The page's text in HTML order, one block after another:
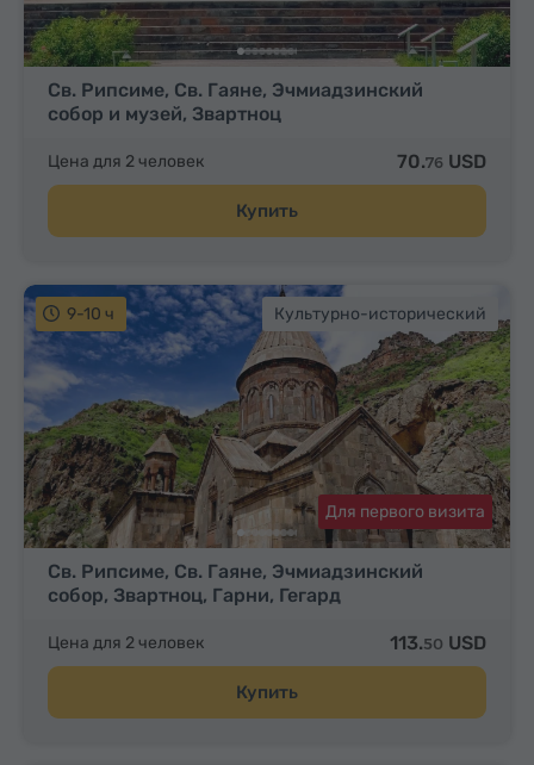
Св. Рипсиме, Св. Гаяне, Эчмиадзинский
собор и музей, Звартноц
Цена для 2 человек 70.76 USD
Купить
9-10 ч Культурно-исторический
Св. Рипсиме, Св. Гаяне, Эчмиадзинский
собор, Звартноц, Гарни, Гегард
Для первого визита
Цена для 2 человек 113.50 USD
Купить